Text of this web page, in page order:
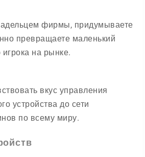
фирмы, придумываете
превращаете маленький
игрока на рынке.
вкус управления
устройства до сети
по всему миру.